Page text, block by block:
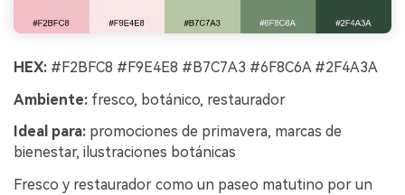
HEX: #F2BFC8 #F9E4E8 #B7C7A3 #6F8C6A #2F4A3A
Ambiente: fresco, botánico, restaurador
Ideal para: promociones de primavera, marcas de
bienestar, ilustraciones botánicas
Fresco y restaurador como un paseo matutino por un